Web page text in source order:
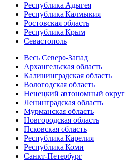
Республика Адыгея
Республика Калмыкия
Ростовская область
Республика Крым
Севастополь
Весь Северо-Запад
Архангельская область
Калининградская область
Вологодская область
Ненецкий автономный округ
Ленинградская область
Мурманская область
Новгородская область
Псковская область
Республика Карелия
Республика Коми
Санкт-Петербург